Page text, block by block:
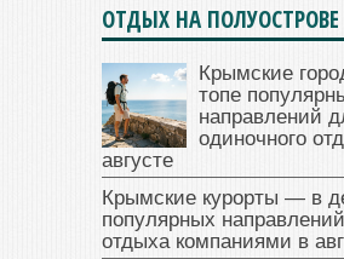
ОТДЫХ НА ПОЛУОСТРОВЕ
Крымские
топе
направлений
одиночного
августе
Крымские курорты — в
популярных
отдыха компаниями в